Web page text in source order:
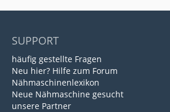
SUPPORT
häufig gestellte Fragen
Neu hier? Hilfe zum Forum
Nähmaschinenlexikon
Neue Nähmaschine gesucht
unsere Partner